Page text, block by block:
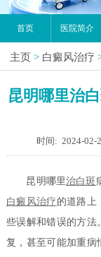
首页 医院简介
主页 > 白癜风治疗
昆明哪里治
时间: 2024-02-
昆明哪里治白斑
白癜风治疗 的道路上
些误解和错误的方法
复，甚至可能加重病